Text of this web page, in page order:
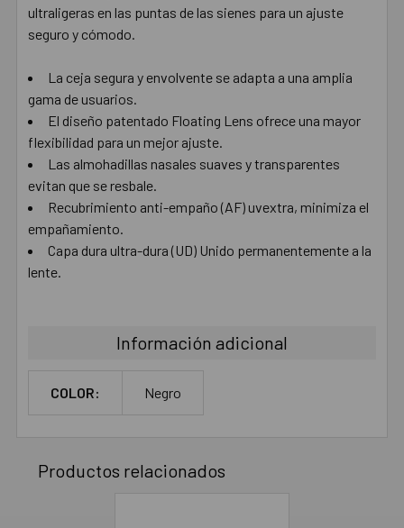
AÑADIR
SELECCIONADO
ultraligeras en las puntas de las sienes para un ajuste
seguro y cómodo.
La ceja segura y envolvente se adapta a una amplia
gama de usuarios.
El diseño patentado Floating Lens ofrece una mayor
flexibilidad para un mejor ajuste.
Las almohadillas nasales suaves y transparentes
evitan que se resbale.
Recubrimiento anti-empaño (AF) uvextra, minimiza el
empañamiento.
Capa dura ultra-dura (UD) Unido permanentemente a la
lente.
Información adicional
COLOR: Negro
Productos relacionados